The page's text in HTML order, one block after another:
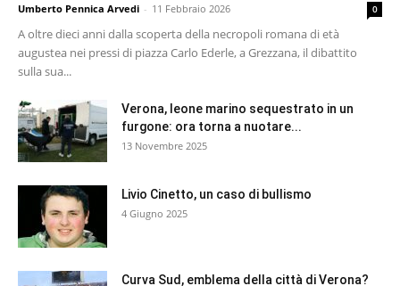
Umberto Pennica Arvedi - 11 Febbraio 2026 0
A oltre dieci anni dalla scoperta della necropoli romana di età
augustea nei pressi di piazza Carlo Ederle, a Grezzana, il dibattito
sulla sua...
Verona, leone marino sequestrato in un
furgone: ora torna a nuotare...
13 Novembre 2025
Livio Cinetto, un caso di bullismo
4 Giugno 2025
Curva Sud, emblema della città di Verona?